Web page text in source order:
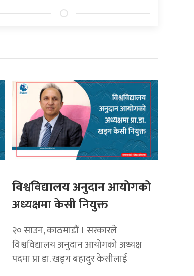
विश्वविद्यालय अनुदान आयोगको
अध्यक्षमा केसी नियुक्त
२० साउन, काठमाडौं । सरकारले
विश्वविद्यालय अनुदान आयोगको अध्यक्ष
पदमा प्रा डा. खड्ग बहादुर केसीलाई